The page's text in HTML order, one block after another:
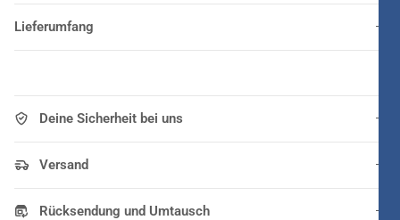
Lieferumfang
Deine Sicherheit bei uns
Versand
Rücksendung und Umtausch